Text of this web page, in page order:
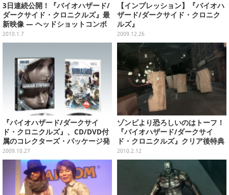
3日連続公開！『バイオハザード/
ダークサイド・クロニクルズ』最
新映像 ― ヘッドショットコンボ
でハイスコアを狙う
2010.1.7
【インプレッション】『バイオハ
ザード/ダークサイド・クロニク
ルズ』
2009.12.26
『バイオハザード/ダークサイ
ド・クロニクルズ』、CD/DVD付
属のコレクターズ・パッケージ発
売決定！
2009.10.27
ゾンビより恐ろしいのはトーフ！
『バイオハザード/ダークサイ
ド・クロニクルズ』クリア後特典
公開
2010.2.12